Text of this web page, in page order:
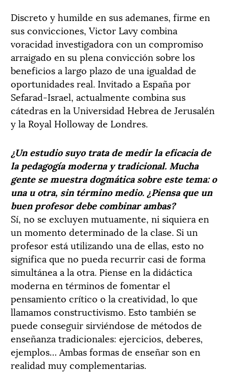
Discreto y humilde en sus ademanes, firme en
sus convicciones, Victor Lavy combina
voracidad investigadora con un compromiso
arraigado en su plena convicción sobre los
beneficios a largo plazo de una igualdad de
oportunidades real. Invitado a España por
Sefarad-Israel, actualmente combina sus
cátedras en la Universidad Hebrea de Jerusalén
y la Royal Holloway de Londres.
¿Un estudio suyo trata de medir la eficacia de
la pedagogía moderna y tradicional. Mucha
gente se muestra dogmática sobre este tema: o
una u otra, sin término medio. ¿Piensa que un
buen profesor debe combinar ambas?
Sí, no se excluyen mutuamente, ni siquiera en
un momento determinado de la clase. Si un
profesor está utilizando una de ellas, esto no
significa que no pueda recurrir casi de forma
simultánea a la otra. Piense en la didáctica
moderna en términos de fomentar el
pensamiento crítico o la creatividad, lo que
llamamos constructivismo. Esto también se
puede conseguir sirviéndose de métodos de
enseñanza tradicionales: ejercicios, deberes,
ejemplos… Ambas formas de enseñar son en
realidad muy complementarias.